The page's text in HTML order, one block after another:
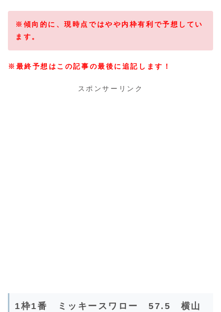
※傾向的に、現時点ではやや内枠有利で予想してい
ます。
※最終予想はこの記事の最後に追記します！
スポンサーリンク
1枠1番 ミッキースワロー 57.5 横山